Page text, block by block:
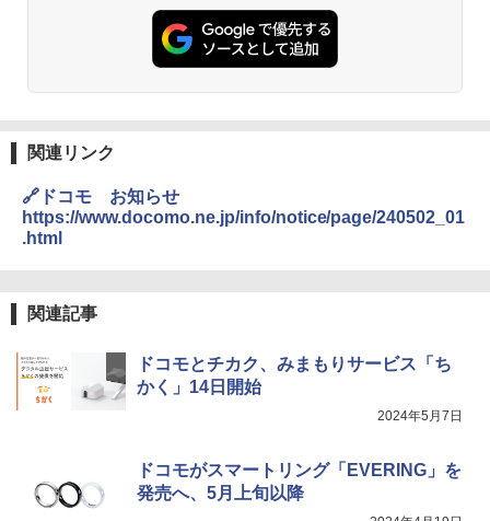
関連リンク
🔗ドコモ お知らせ
https://www.docomo.ne.jp/info/notice/page/240502_01
.html
関連記事
ドコモとチカク、みまもりサービス「ち
かく」14日開始
2024年5月7日
ドコモがスマートリング「EVERING」を
発売へ、5月上旬以降